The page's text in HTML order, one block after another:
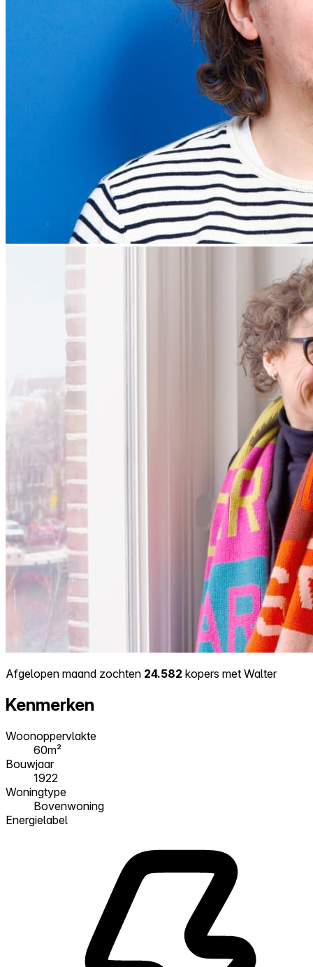
Afgelopen maand zochten 24.582 kopers met Walter
Kenmerken
Woonoppervlakte
60m²
Bouwjaar
1922
Woningtype
Bovenwoning
Energielabel